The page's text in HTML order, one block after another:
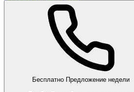
Бесплатно Предложение недели